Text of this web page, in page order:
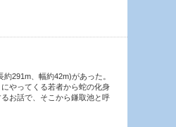
291m、幅約42m)があった。
やってくる若者から蛇の化身
お話で、そこから鎌取池と呼